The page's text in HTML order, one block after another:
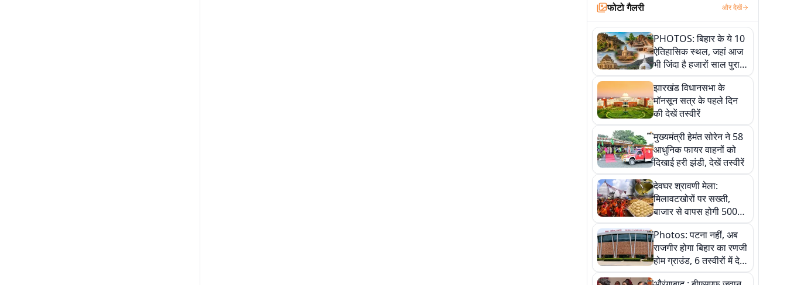
फोटो गैलरी और देखें
PHOTOS: बिहार के ये 10
ऐतिहासिक स्थल, जहां आज
भी जिंदा है हजारों साल पुराना
इतिहास, एक बार जरूर घूमिए
झारखंड विधानसभा के
मॉनसून सत्र के पहले दिन
की देखें तस्वीरें
मुख्यमंत्री हेमंत सोरेन ने 58
आधुनिक फायर वाहनों को
दिखाई हरी झंडी, देखें तस्वीरें
देवघर श्रावणी मेला:
मिलावटखोरों पर सख्ती,
बाजार से वापस होगी 500
किलो संदिग्ध खाद्य सामग्री,
देखें तस्वीरें
Photos: पटना नहीं, अब
राजगीर होगा बिहार का रणजी
होम ग्राउंड, 6 तस्वीरों में देखें
नए स्टेडियम की पूरी कहानी